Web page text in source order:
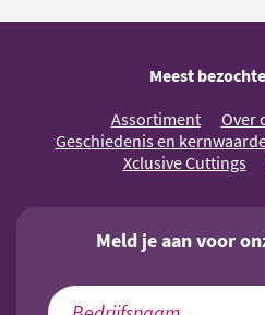
Meest
Assortiment Over
Geschiedenis en
Xclusive Cuttings
Meld je aan voor